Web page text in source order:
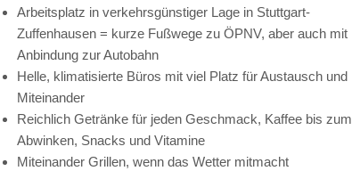
Arbeitsplatz in verkehrsgünstiger Lage in Stuttgart-
Zuffenhausen = kurze Fußwege zu ÖPNV, aber auch mit
Anbindung zur Autobahn
Helle, klimatisierte Büros mit viel Platz für Austausch und
Miteinander
Reichlich Getränke für jeden Geschmack, Kaffee bis zum
Abwinken, Snacks und Vitamine
Miteinander Grillen, wenn das Wetter mitmacht